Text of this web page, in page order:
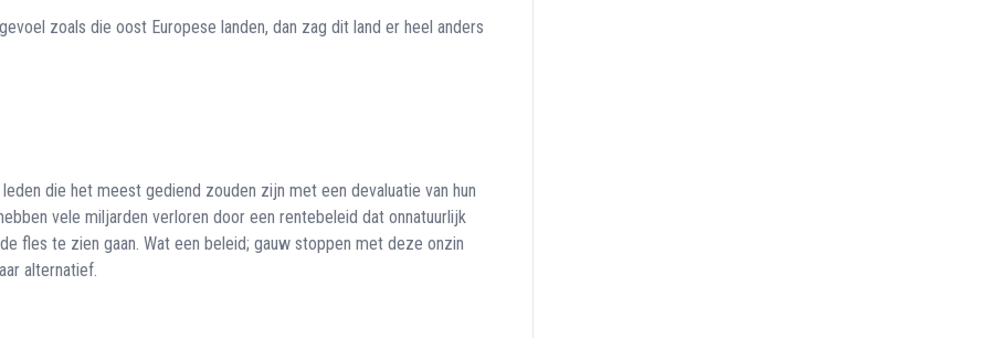
zoals die oost Europese landen, dan zag dit land er heel anders
die het meest gediend zouden zijn met een devaluatie van hun
vele miljarden verloren door een rentebeleid dat onnatuurlijk
fles te zien gaan. Wat een beleid; gauw stoppen met deze onzin
alternatief.